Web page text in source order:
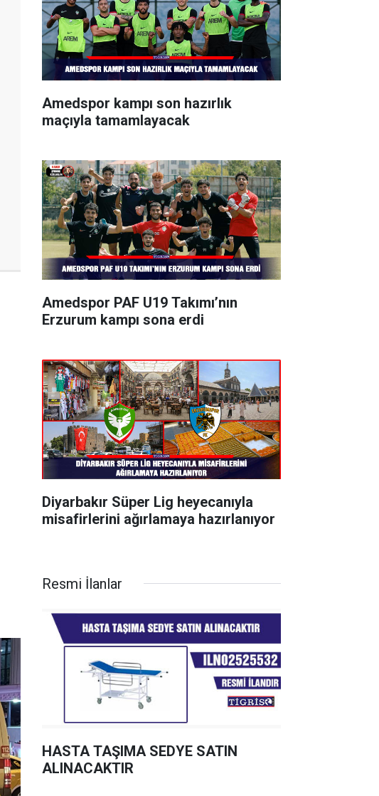
Amedspor kampı son hazırlık
maçıyla tamamlayacak
Amedspor PAF U19 Takımı’nın
Erzurum kampı sona erdi
Diyarbakır Süper Lig heyecanıyla
misafirlerini ağırlamaya hazırlanıyor
Resmi İlanlar
HASTA TAŞIMA SEDYE SATIN
ALINACAKTIR